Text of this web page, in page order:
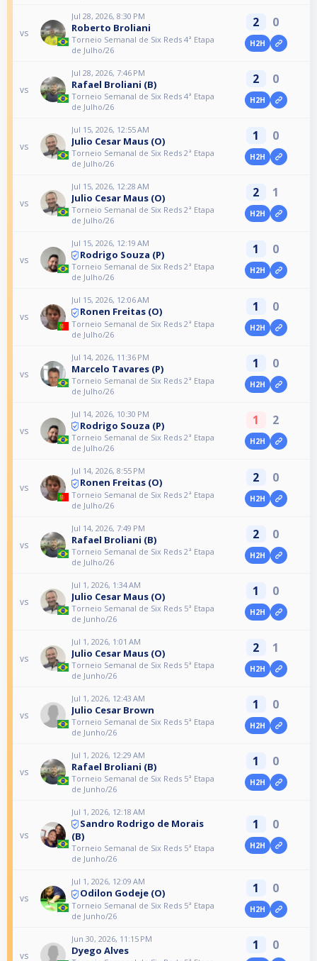
vs
Jul 28, 2026, 8:30 PM
Roberto Broliani
Torneio Semanal de Six Reds 4ª Etapa
de Julho/26
2 0
H2H
vs
Jul 28, 2026, 7:46 PM
Rafael Broliani (B)
Torneio Semanal de Six Reds 4ª Etapa
de Julho/26
2 0
H2H
vs
Jul 15, 2026, 12:55 AM
Julio Cesar Maus (O)
Torneio Semanal de Six Reds 2ª Etapa
de Julho/26
1 0
H2H
vs
Jul 15, 2026, 12:28 AM
Julio Cesar Maus (O)
Torneio Semanal de Six Reds 2ª Etapa
de Julho/26
2 1
H2H
vs
Jul 15, 2026, 12:19 AM
Rodrigo Souza (P)
Torneio Semanal de Six Reds 2ª Etapa
de Julho/26
1 0
H2H
vs
Jul 15, 2026, 12:06 AM
Ronen Freitas (O)
Torneio Semanal de Six Reds 2ª Etapa
de Julho/26
1 0
H2H
vs
Jul 14, 2026, 11:36 PM
Marcelo Tavares (P)
Torneio Semanal de Six Reds 2ª Etapa
de Julho/26
1 0
H2H
vs
Jul 14, 2026, 10:30 PM
Rodrigo Souza (P)
Torneio Semanal de Six Reds 2ª Etapa
de Julho/26
1 2
H2H
vs
Jul 14, 2026, 8:55 PM
Ronen Freitas (O)
Torneio Semanal de Six Reds 2ª Etapa
de Julho/26
2 0
H2H
vs
Jul 14, 2026, 7:49 PM
Rafael Broliani (B)
Torneio Semanal de Six Reds 2ª Etapa
de Julho/26
2 0
H2H
vs
Jul 1, 2026, 1:34 AM
Julio Cesar Maus (O)
Torneio Semanal de Six Reds 5ª Etapa
de Junho/26
1 0
H2H
vs
Jul 1, 2026, 1:01 AM
Julio Cesar Maus (O)
Torneio Semanal de Six Reds 5ª Etapa
de Junho/26
2 1
H2H
vs
Jul 1, 2026, 12:43 AM
Julio Cesar Brown
Torneio Semanal de Six Reds 5ª Etapa
de Junho/26
1 0
H2H
vs
Jul 1, 2026, 12:29 AM
Rafael Broliani (B)
Torneio Semanal de Six Reds 5ª Etapa
de Junho/26
1 0
H2H
vs
Jul 1, 2026, 12:18 AM
Sandro Rodrigo de Morais
(B)
Torneio Semanal de Six Reds 5ª Etapa
de Junho/26
1 0
H2H
vs
Jul 1, 2026, 12:09 AM
Odilon Godeje (O)
Torneio Semanal de Six Reds 5ª Etapa
de Junho/26
1 0
H2H
vs
Jun 30, 2026, 11:15 PM
Dyego Alves 1 0